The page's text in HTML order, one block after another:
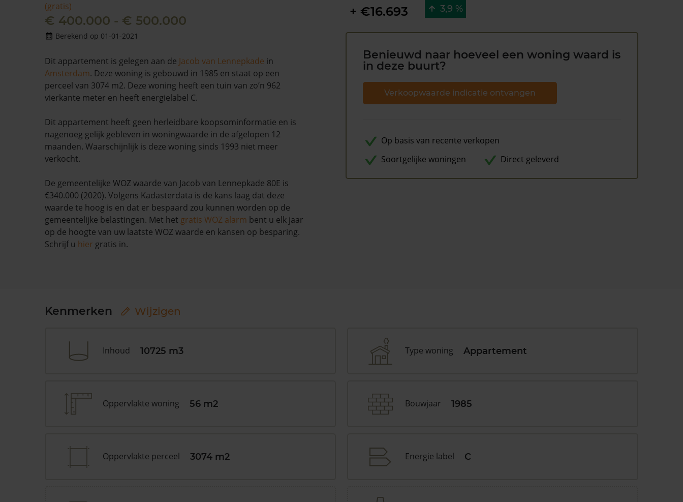
(gratis)
€ 400.000 - € 500.000
Berekend op 01-01-2021
Dit appartement is gelegen aan de Jacob van Lennepkade in
Amsterdam. Deze woning is gebouwd in 1985 en staat op een
perceel van 3074 m2. Deze woning heeft een tuin van zo’n 962
vierkante meter en heeft energielabel C.
Dit appartement heeft geen herleidbare koopsominformatie en is
nagenoeg gelijk gebleven in woningwaarde in de afgelopen 12
maanden. Waarschijnlijk is deze woning sinds 1993 niet meer
verkocht.
De gemeentelijke WOZ waarde van Jacob van Lennepkade 80E is
€340.000 (2020). Volgens Kadasterdata is de kans laag dat deze
waarde te hoog is en dat er bespaard zou kunnen worden op de
gemeentelijke belastingen. Met het gratis WOZ alarm bent u elk jaar
op de hoogte van uw laatste WOZ waarde en kansen op besparing.
Schrijf u hier gratis in.
+ €16.693 3,9 %
Benieuwd naar hoeveel een woning waard is
in deze buurt?
Verkoopwaarde indicatie ontvangen
Op basis van recente verkopen
Soortgelijke woningen
Direct geleverd
Kenmerken Wijzigen
Inhoud 10725 m3 Type woning Appartement
Oppervlakte woning 56 m2 Bouwjaar 1985
Oppervlakte perceel 3074 m2 Energie label C